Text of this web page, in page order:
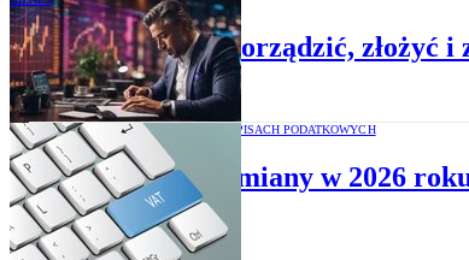
Jak prawidłowo sporządzić, złożyć
ZMIANY W PRZEPISACH PODATKOWYCH
VAT – zmiany w 2026